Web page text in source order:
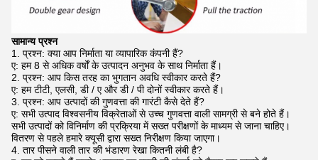
सामान्य प्रश्न
1. प्रश्न: क्या आप निर्माता या व्यापारिक कंपनी हैं?
ए: हम 8 से अधिक वर्षों के उत्पादन अनुभव के साथ निर्माता हैं।
2. प्रश्न: आप किस तरह का भुगतान अवधि स्वीकार करते हैं?
ए: हम टीटी, एलसी, डी / ए और डी / पी दोनों स्वीकार करते हैं।
3. प्रश्न: आप उत्पादों की गुणवत्ता की गारंटी कैसे देते हैं?
ए: सभी उत्पाद विश्वसनीय विक्रेताओं से उच्च गुणवत्ता वाली सामग्री से बने होते हैं।
सभी उत्पादों को विनिर्माण की प्रक्रिया में सख्त परीक्षणों के माध्यम से जाना चाहिए।
वितरण से पहले हमारे क्यूसी द्वारा सख्त निरीक्षण किया जाएगा।
4. तार पीसने वाली तार की भंडारण रेखा कितनी लंबी है?